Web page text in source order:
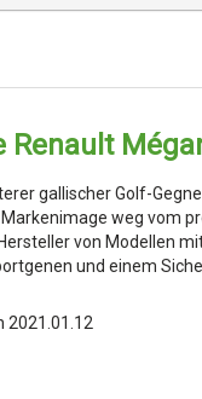
Renault
gallischer Golf-
weg vom
von Modellen
und einem
2021.01.12